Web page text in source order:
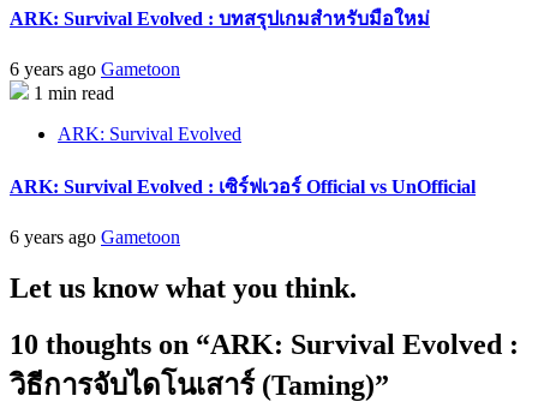
ARK: Survival Evolved : บทสรุปเกมสำหรับมือใหม่
6 years ago Gametoon
1 min read
ARK: Survival Evolved
ARK: Survival Evolved : เซิร์ฟเวอร์ Official vs UnOfficial
6 years ago Gametoon
Let us know what you think.
10 thoughts on “ARK: Survival Evolved :
วิธีการจับไดโนเสาร์ (Taming)”